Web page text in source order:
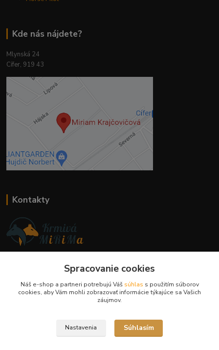
Kde nás nájdete?
Mlynská 24
Cífer, 919 43
Kontakty
+421 944 394 715
info@krmivamirima.sk
Spracovanie cookies
Náš e-shop a partneri potrebujú Váš súhlas s použitím súborov
cookies, aby Vám mohli zobrazovať informácie týkajúce sa Vašich
záujmov.
Nastavenia Súhlasím